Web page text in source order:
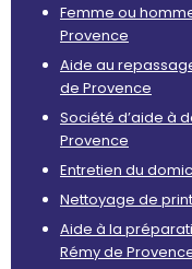
Femme ou
Provence
Aide au
de Provence
Société d’aide à
Provence
Entretien du
Nettoyage de
Aide à la
Rémy de